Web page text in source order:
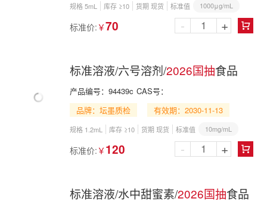
规格 5mL 库存 ≥10 货期 现货 标准值 1000μg/mL
标准价: ￥70 
- +
标准溶液/六号溶剂/2026国抽食品
产品编号： 94439c CAS号：
品牌：坛墨质检
有效期：2030-11-13
规格 1.2mL 库存 ≥10 货期 现货 标准值 10mg/mL
标准价: ￥ 120 
- +
标准溶液/水中甜蜜素/2026国抽食品